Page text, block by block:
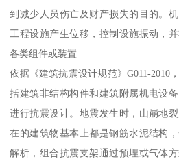
到减少人员伤亡及财产损失的目的。
工程设施产生位移，控制设施振动，
各类组件或装置
依据《建筑抗震设计规范》G011-2010
括建筑非结构构件和建筑附属机电设
进行抗震设计。地震发生时，山崩地
在的建筑物基本上都是钢筋水泥结构
解析，组合抗震支架通过预埋或气体